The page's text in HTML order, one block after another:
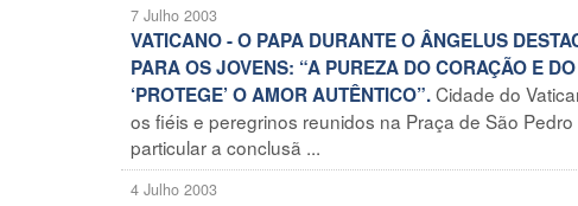
7 Julho 2003
VATICANO - O PAPA DURANTE O ÂNGELUS
PARA OS JOVENS: “A PUREZA DO CORAÇÃO E
‘PROTEGE’ O AMOR AUTÊNTICO”.Cidade do
os fiéis e peregrinos reunidos na Praça de São
particular a conclusã ...
4 Julho 2003